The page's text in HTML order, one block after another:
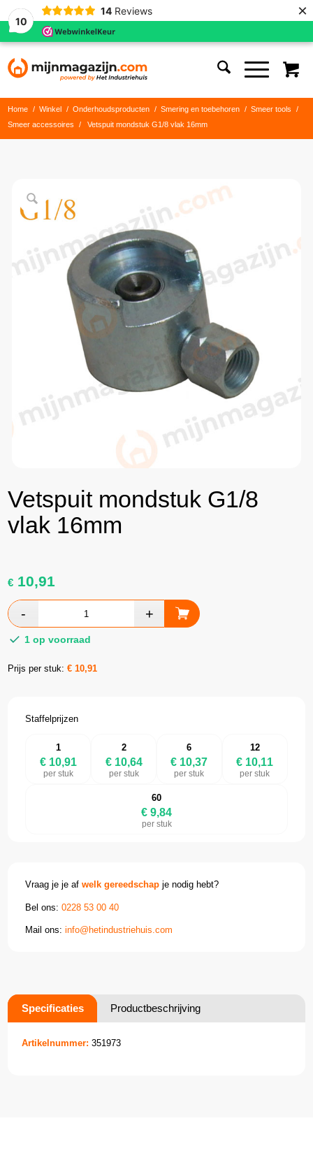
10
14 Reviews ×
Home / Winkel / Onderhoudsproducten / Smering en toebehoren / Smeer tools
/
Smeer accessoires
/ Vetspuit mondstuk G1/8 vlak 16mm
Vetspuit mondstuk G1/8
vlak 16mm
€ 10,91
1 op voorraad
Prijs per stuk:€10,91
Staffelprijzen
1
€ 10,91
per stuk
2
€ 10,64
per stuk
6
€ 10,37
per stuk
12
€ 10,11
per stuk
60
€ 9,84
per stuk
Vraag je je afwelk gereedschap je nodig hebt?
Bel ons:0228 53 00 40
Mail ons:info@hetindustriehuis.com
Specificaties Productbeschrijving
Artikelnummer: 351973